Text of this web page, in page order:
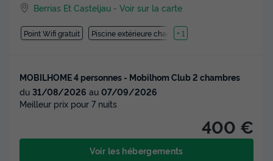
Berrias Et Casteljau -Voir sur la carte
Point Wifi gratuit Piscine extérieure chauffée
+ 1
MOBILHOME 4 personnes - Mobilhom Club 2 chambres
du 31/08/2026 au 07/09/2026
Meilleur prix pour 7 nuits
400 €
Voir les hébergements